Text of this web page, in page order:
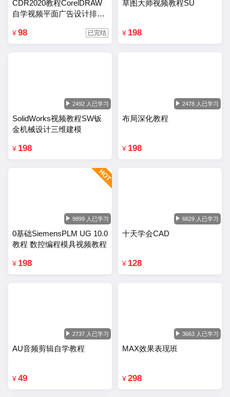
CDR2020教程CorelDRAW
自学视频平面广告设计排版
¥ 98 已完结
草图大师视频教程SU
¥ 198
2492 人已学习
SolidWorks视频教程SW钣
金机械设计三维建模
¥ 198
2478 人已学习
布局深化教程
¥ 198
9899 人已学习
0基础SiemensPLM UG 10.0
教程 数控编程模具视频教程
¥ 198
6629 人已学习
十天学会CAD
¥ 128
2737 人已学习
AU音频剪辑自学教程
¥ 49
3663 人已学习
MAX效果表现班
¥ 298